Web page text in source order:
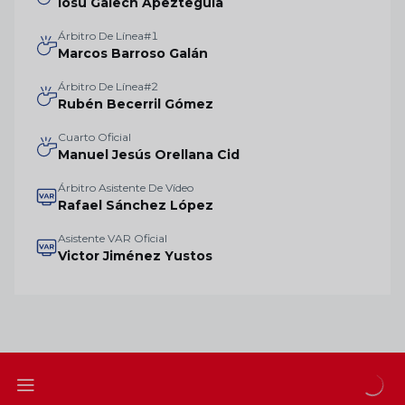
Árbitro De Línea#1
Marcos Barroso Galán
Árbitro De Línea#2
Rubén Becerril Gómez
Cuarto Oficial
Manuel Jesús Orellana Cid
Árbitro Asistente De Vídeo
Rafael Sánchez López
Asistente VAR Oficial
Victor Jiménez Yustos